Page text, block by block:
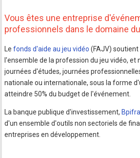
Vous êtes une entreprise
professionnels dans le domaine
Lefonds d'aide au jeu vidéo (FAJV)
l'ensemble de la profession du jeu vidéo, et
journées d'études, journées
nationale ou internationale, sous la forme
atteindre 50% du budget de l'événement.
La banque publique d'investissement,
d'un ensemble d'outils non sectoriels de
entreprises en développement.